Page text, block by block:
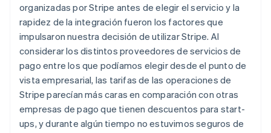
organizadas por Stripe antes de elegir el servicio y la
rapidez de la integración fueron los factores que
impulsaron nuestra decisión de utilizar Stripe. Al
considerar los distintos proveedores de servicios de
pago entre los que podíamos elegir desde el punto de
vista empresarial, las tarifas de las operaciones de
Stripe parecían más caras en comparación con otras
empresas de pago que tienen descuentos para start-
ups, y durante algún tiempo no estuvimos seguros de